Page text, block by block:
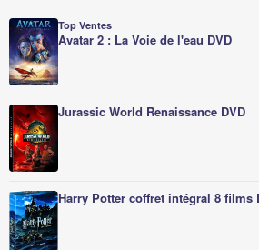
Top Ventes
Avatar 2 : La Voie de l'eau DVD
Jurassic World Renaissance DVD
Harry Potter coffret intégral 8 films